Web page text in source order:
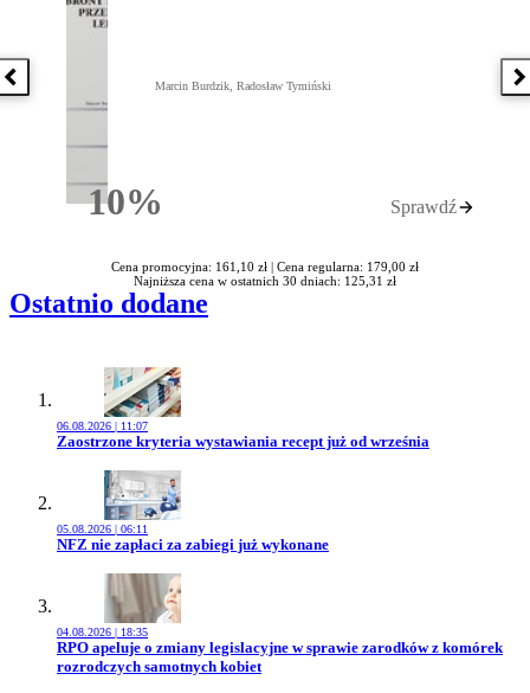
Poprzednia książka
10%Rabatu
Marcin Burdzik, Radosław Tymiński
Sprawdź
Cena promocyjna: 161,10 zł | Cena regularna: 179,00 zł
Najniższa cena w ostatnich 30 dniach: 125,31 zł
Ostatnio dodane
06.08.2026 | 11:07
Przejdź do artykułu:
Zaostrzone kryteria wystawiania recept już od września
05.08.2026 | 06:11
Przejdź do artykułu:
NFZ nie zapłaci za zabiegi już wykonane
04.08.2026 | 18:35
Przejdź do artykułu:
RPO apeluje o zmiany legislacyjne w sprawie zarodków z komórek
rozrodczych samotnych kobiet